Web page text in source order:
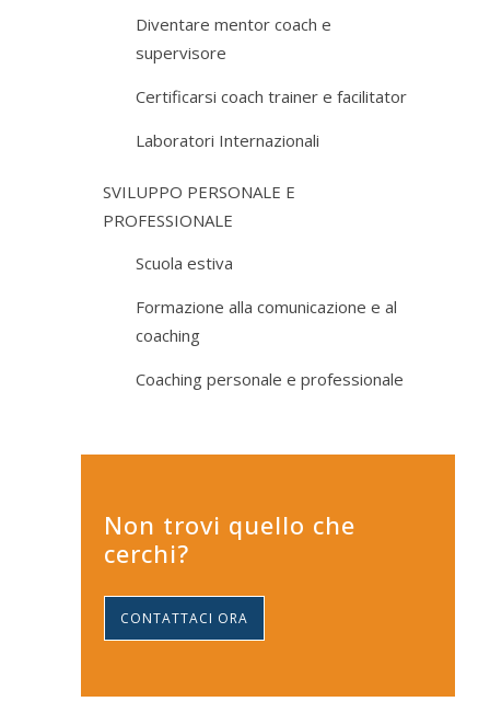
Diventare mentor coach e
supervisore
Certificarsi coach trainer e facilitator
Laboratori Internazionali
SVILUPPO PERSONALE E
PROFESSIONALE
Scuola estiva
Formazione alla comunicazione e al
coaching
Coaching personale e professionale
Non trovi quello che
cerchi?
CONTATTACI ORA